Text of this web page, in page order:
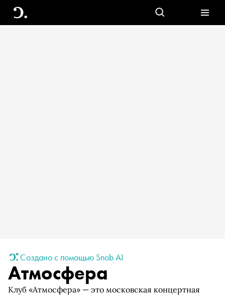
Создано с помощью Snob AI
Атмосфера
Клуб «Атмосфера» — это московская концертная